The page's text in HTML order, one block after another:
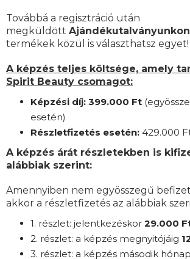
Továbbá a regisztráció után
megküldött Ajándékutalványunkon
termékek közül is választhatsz egyet!
A képzés teljes költsége, amely
Spirit Beauty csomagot:
Képzési díj: 399.000 Ft
esetén)
Részletfizetés esetén: 429.000
A képzés árát részletekben is
alábbiak szerint:
Amennyiben nem egyösszegű
akkor a részletfizetés az alábbiak
1. részlet: jelentkezéskor 29.000
2. részlet: a képzés megnyitójáig
3. részlet: a képzés második